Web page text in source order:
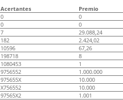
Acertantes
Premio
0
0
0
0
7
29.088,24
182
2.424,02
10596
67,26
198718
8
1080453
1
9756552
1.000.000
975655X
10.000
X756552
10.000
97565X2
1.001